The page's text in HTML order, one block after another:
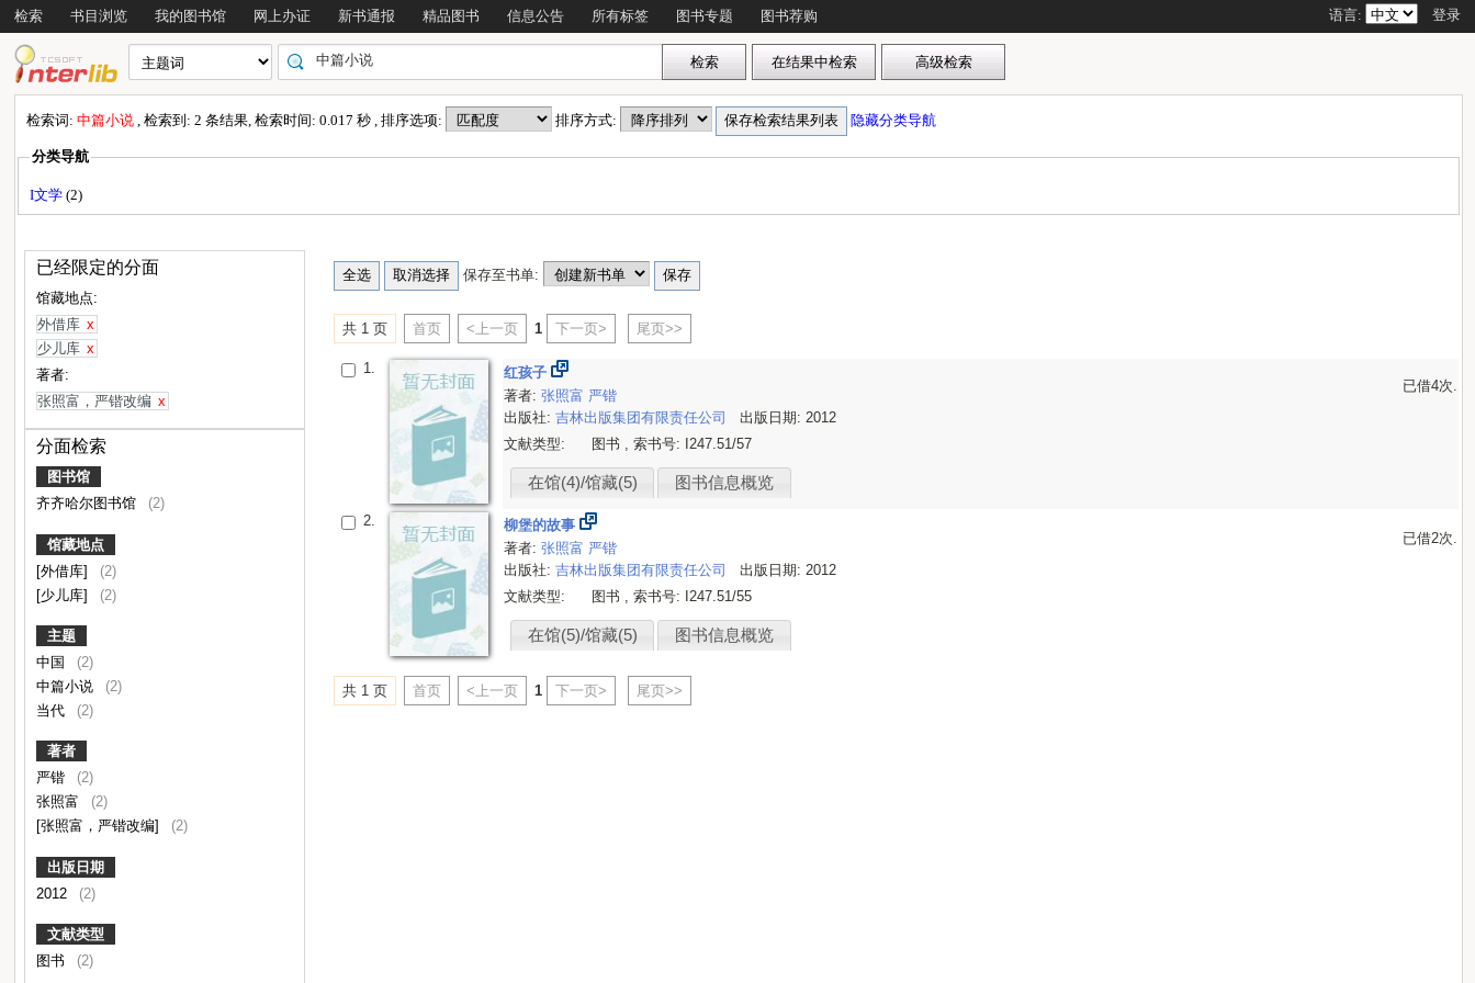
检索 书目浏览 我的图书馆 网上办证 新书通报 精品图书 信息公告 所有标签 图书专题 图书荐购 语言: 登录
检索词:中篇小说, 检索到: 2 条结果, 检索时间: 0.017 秒 , 排序选项: 排序方式: 隐藏分类导航
分类导航
I文学(2)
已经限定的分面
馆藏地点:
外借库 x
少儿库 x
著者:
张照富，严锴改编 x
分面检索
图书馆
齐齐哈尔图书馆
(2)
馆藏地点
[外借库]
(2)
[少儿库]
(2)
主题
中国
(2)
中篇小说
(2)
当代
(2)
著者
严锴
(2)
张照富
(2)
[张照富，严锴改编]
(2)
出版日期
2012
(2)
文献类型
图书
(2)
保存至书单:
共 1 页 首页 <上一页 1 下一页> 尾页>>
1.
红孩子
已借4次.
著者:张照富 严锴
出版社:吉林出版集团有限责任公司
出版日期: 2012
文献类型:
图书 , 索书号: I247.51/57
在馆(4)/馆藏(5) 图书信息概览
2.
柳堡的故事
已借2次.
著者:张照富 严锴
出版社:吉林出版集团有限责任公司
出版日期: 2012
文献类型:
图书 , 索书号: I247.51/55
在馆(5)/馆藏(5) 图书信息概览
共 1 页 首页 <上一页 1 下一页> 尾页>>